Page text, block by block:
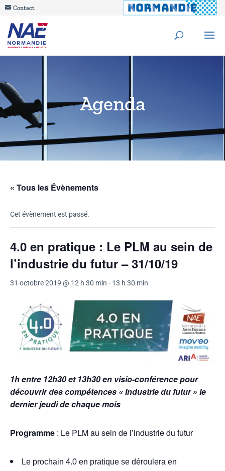
Contact
Agenda
« Tous les Évènements
Cet évènement est passé.
4.0 en pratique : Le PLM au sein de
l’industrie du futur – 31/10/19
31 octobre 2019 @ 12 h 30 min - 13 h 30 min
1h entre 12h30 et 13h30 en visio-conférence pour
découvrir des compétences « Industrie du futur » le
dernier jeudi de chaque mois
Programme : Le PLM au sein de l’industrie du futur
Le prochain 4.0 en pratique se déroulera en